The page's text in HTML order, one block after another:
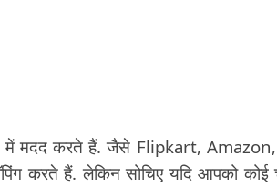
में मदद करते हैं. जैसे Flipkart,
करते हैं. लेकिन सोचिए यदि आपको कोई